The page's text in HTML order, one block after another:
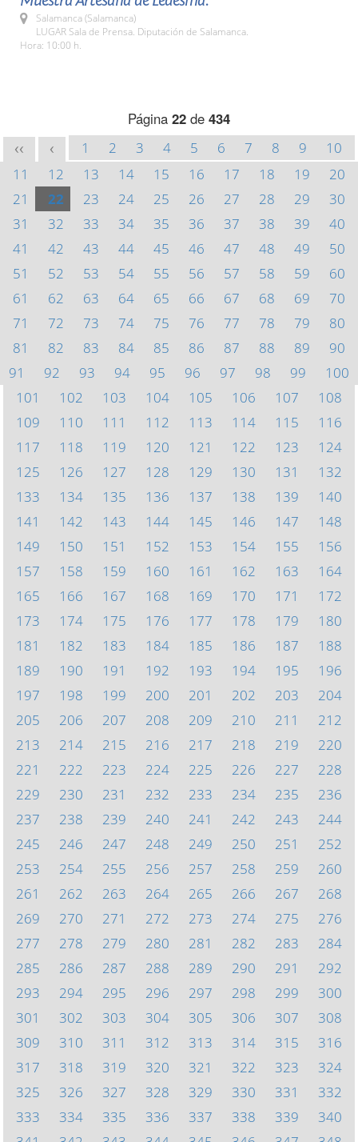
Salamanca (Salamanca)
LUGAR Sala de Prensa. Diputación de Salamanca.
Hora: 10:00 h.
Página 22 de 434
<< < 1 2 3 4 5 6 7 8 9
10
11
12 13 14 15 16 17 18 19
20
21
22 23 24 25 26 27 28 29
30
31
32 33 34 35 36 37 38 39
40
41
42 43 44 45 46 47 48 49
50
51
52 53 54 55 56 57 58 59
60
61
62 63 64 65 66 67 68 69
70
71
72 73 74 75 76 77 78 79
80
81
82 83 84 85 86 87 88 89
90
91
92 93 94 95 96 97 98 99
100
101
102 103 104 105 106 107
108
109
110 111 112 113 114 115
116
117
118 119 120 121 122 123
124
125
126 127 128 129 130 131
132
133
134 135 136 137 138 139
140
141
142 143 144 145 146 147
148
149
150 151 152 153 154 155
156
157
158 159 160 161 162 163
164
165
166 167 168 169 170 171
172
173
174 175 176 177 178 179
180
181
182 183 184 185 186 187
188
189
190 191 192 193 194 195
196
197
198 199 200 201 202 203
204
205
206 207 208 209 210 211
212
213
214 215 216 217 218 219
220
221
222 223 224 225 226 227
228
229
230 231 232 233 234 235
236
237
238 239 240 241 242 243
244
245
246 247 248 249 250 251
252
253
254 255 256 257 258 259
260
261
262 263 264 265 266 267
268
269
270 271 272 273 274 275
276
277
278 279 280 281 282 283
284
285
286 287 288 289 290 291
292
293
294 295 296 297 298 299
300
301
302 303 304 305 306 307
308
309
310 311 312 313 314 315
316
317
318 319 320 321 322 323
324
325
326 327 328 329 330 331
332
333
334 335 336 337 338 339
340